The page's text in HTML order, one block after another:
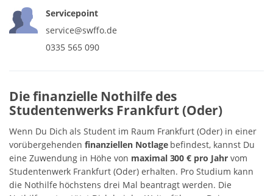
Servicepoint
service@swffo.de
0335 565 090
Die finanzielle Nothilfe des
Studentenwerks Frankfurt (Oder)
Wenn Du Dich als Student im Raum Frankfurt (Oder) in einer
vorübergehendenfinanziellen Notlagebefindest, kannst Du
eine Zuwendung in Höhe von maximal 300 € pro Jahrvom
Studentenwerk Frankfurt (Oder) erhalten. Pro Studium kann
die Nothilfe höchstens drei Mal beantragt werden. Die